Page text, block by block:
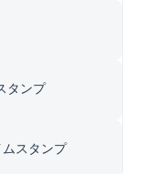
タンプ
スタンプ